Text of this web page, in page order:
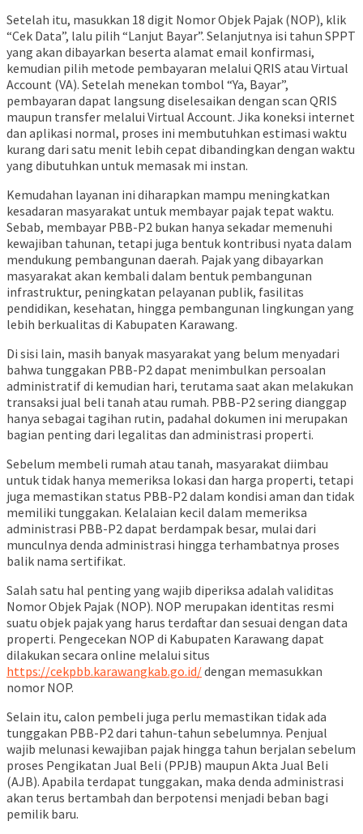
Setelah itu, masukkan 18 digit Nomor Objek Pajak (NOP), klik
“Cek Data”, lalu pilih “Lanjut Bayar”. Selanjutnya isi tahun SPPT
yang akan dibayarkan beserta alamat email konfirmasi,
kemudian pilih metode pembayaran melalui QRIS atau Virtual
Account (VA). Setelah menekan tombol “Ya, Bayar”,
pembayaran dapat langsung diselesaikan dengan scan QRIS
maupun transfer melalui Virtual Account. Jika koneksi internet
dan aplikasi normal, proses ini membutuhkan estimasi waktu
kurang dari satu menit lebih cepat dibandingkan dengan waktu
yang dibutuhkan untuk memasak mi instan.
Kemudahan layanan ini diharapkan mampu meningkatkan
kesadaran masyarakat untuk membayar pajak tepat waktu.
Sebab, membayar PBB-P2 bukan hanya sekadar memenuhi
kewajiban tahunan, tetapi juga bentuk kontribusi nyata dalam
mendukung pembangunan daerah. Pajak yang dibayarkan
masyarakat akan kembali dalam bentuk pembangunan
infrastruktur, peningkatan pelayanan publik, fasilitas
pendidikan, kesehatan, hingga pembangunan lingkungan yang
lebih berkualitas di Kabupaten Karawang.
Di sisi lain, masih banyak masyarakat yang belum menyadari
bahwa tunggakan PBB-P2 dapat menimbulkan persoalan
administratif di kemudian hari, terutama saat akan melakukan
transaksi jual beli tanah atau rumah. PBB-P2 sering dianggap
hanya sebagai tagihan rutin, padahal dokumen ini merupakan
bagian penting dari legalitas dan administrasi properti.
Sebelum membeli rumah atau tanah, masyarakat diimbau
untuk tidak hanya memeriksa lokasi dan harga properti, tetapi
juga memastikan status PBB-P2 dalam kondisi aman dan tidak
memiliki tunggakan. Kelalaian kecil dalam memeriksa
administrasi PBB-P2 dapat berdampak besar, mulai dari
munculnya denda administrasi hingga terhambatnya proses
balik nama sertifikat.
Salah satu hal penting yang wajib diperiksa adalah validitas
Nomor Objek Pajak (NOP). NOP merupakan identitas resmi
suatu objek pajak yang harus terdaftar dan sesuai dengan data
properti. Pengecekan NOP di Kabupaten Karawang dapat
dilakukan secara online melalui situs
https://cekpbb.karawangkab.go.id/dengan memasukkan
nomor NOP.
Selain itu, calon pembeli juga perlu memastikan tidak ada
tunggakan PBB-P2 dari tahun-tahun sebelumnya. Penjual
wajib melunasi kewajiban pajak hingga tahun berjalan sebelum
proses Pengikatan Jual Beli (PPJB) maupun Akta Jual Beli
(AJB). Apabila terdapat tunggakan, maka denda administrasi
akan terus bertambah dan berpotensi menjadi beban bagi
pemilik baru.